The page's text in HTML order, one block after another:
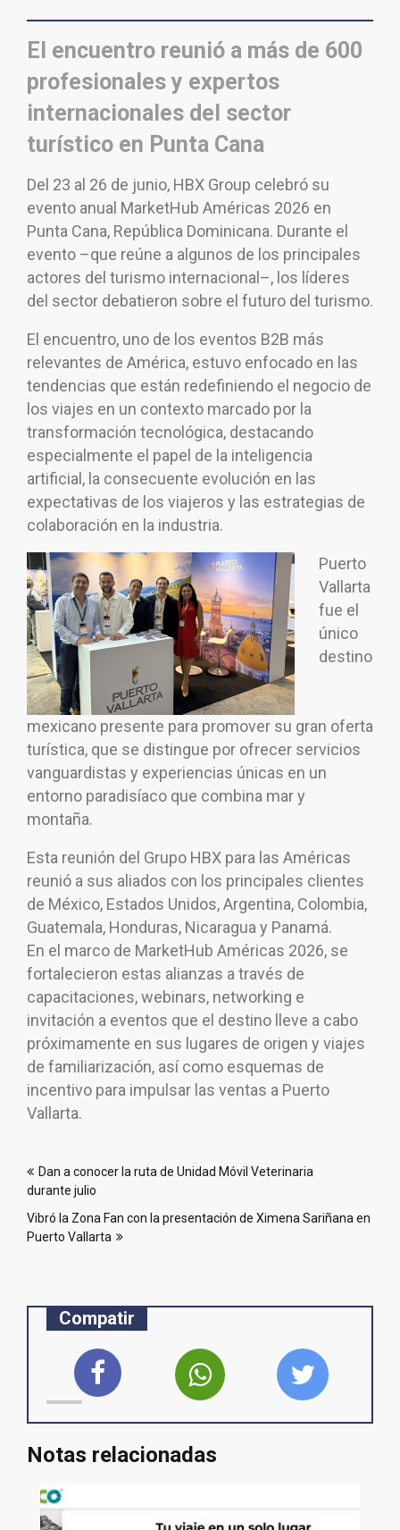
El encuentro reunió a más de 600
profesionales y expertos
internacionales del sector
turístico en Punta Cana
Del 23 al 26 de junio, HBX Group celebró su
evento anual MarketHub Américas 2026 en
Punta Cana, República Dominicana. Durante el
evento –que reúne a algunos de los principales
actores del turismo internacional–, los líderes
del sector debatieron sobre el futuro del turismo.
El encuentro, uno de los eventos B2B más
relevantes de América, estuvo enfocado en las
tendencias que están redefiniendo el negocio de
los viajes en un contexto marcado por la
transformación tecnológica, destacando
especialmente el papel de la inteligencia
artificial, la consecuente evolución en las
expectativas de los viajeros y las estrategias de
colaboración en la industria.
Puerto
Vallarta
fue el
único
destino
mexicano presente para promover su gran oferta
turística, que se distingue por ofrecer servicios
vanguardistas y experiencias únicas en un
entorno paradisíaco que combina mar y
montaña.
Esta reunión del Grupo HBX para las Américas
reunió a sus aliados con los principales clientes
de México, Estados Unidos, Argentina, Colombia,
Guatemala, Honduras, Nicaragua y Panamá.
En el marco de MarketHub Américas 2026, se
fortalecieron estas alianzas a través de
capacitaciones, webinars, networking e
invitación a eventos que el destino lleve a cabo
próximamente en sus lugares de origen y viajes
de familiarización, así como esquemas de
incentivo para impulsar las ventas a Puerto
Vallarta.
de
entradas
Dan a conocer la ruta de Unidad Móvil Veterinaria
durante julio
Vibró la Zona Fan con la presentación de Ximena Sariñana en
Puerto Vallarta
Compatir
Notas relacionadas